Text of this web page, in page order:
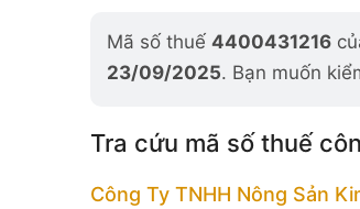
Mã số thuế 4400431216
23/09/2025. Bạn muốn
Tra cứu mã số thuế
Công Ty TNHH Nông Sản